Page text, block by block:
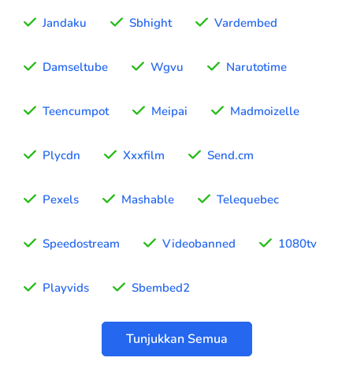
Jandaku Sbhight Vardembed
Damseltube Wgvu Narutotime
Teencumpot Meipai Madmoizelle
Plycdn Xxxfilm Send.cm
Pexels Mashable Telequebec
Speedostream Videobanned 1080tv
Playvids Sbembed2
Tunjukkan Semua